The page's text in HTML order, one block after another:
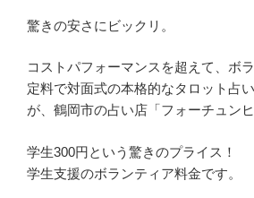
驚きの安さにビックリ。
コストパフォーマンスを超えて、ボ
定料で対面式の本格的なタロット占
が、鶴岡市の占い店「フォーチュン
学生300円という驚きのプライス！
学生支援のボランティア料金です。